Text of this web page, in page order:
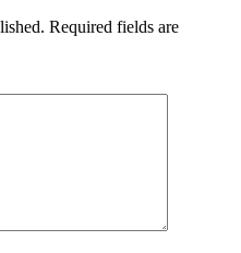
Required fields are